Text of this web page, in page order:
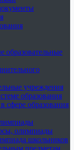
образовательные
учреждения
образования
сфере образования
олимпиады
школьников
предметам